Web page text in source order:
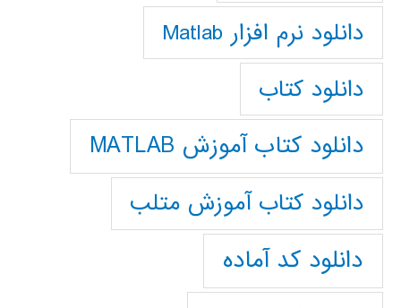
دانلود نرم افزار Matlab
دانلود کتاب
دانلود کتاب آموزش MATLAB
دانلود کتاب آموزش متلب
دانلود کد آماده